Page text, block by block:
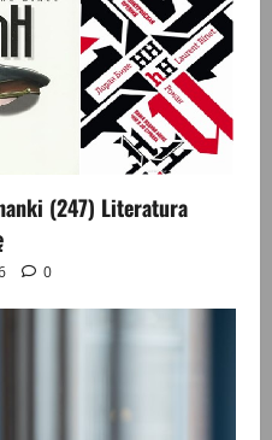
(247) Literatura
0